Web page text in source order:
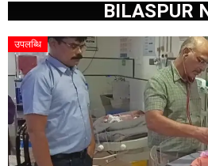
BILASPUR
उपलब्धि